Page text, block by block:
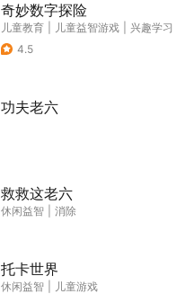
奇妙数字探险
儿童教育 儿童益智游戏
兴趣学习
4.5
功夫老六
救救这老六
休闲益智 消除
托卡世界
休闲益智
儿童游戏